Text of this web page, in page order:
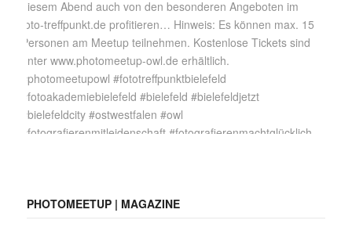
PHOTOMEETUP | MAGAZINE